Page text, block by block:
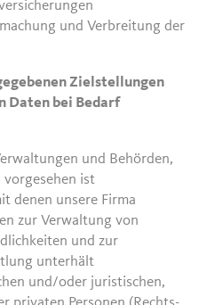
und Verbreitung der
Zielstellungen
Daten bei Bedarf
und Behörden,
vorgesehen ist
denen unsere Firma
zur Verwaltung von
und zur
unterhält
und/oder juristischen,